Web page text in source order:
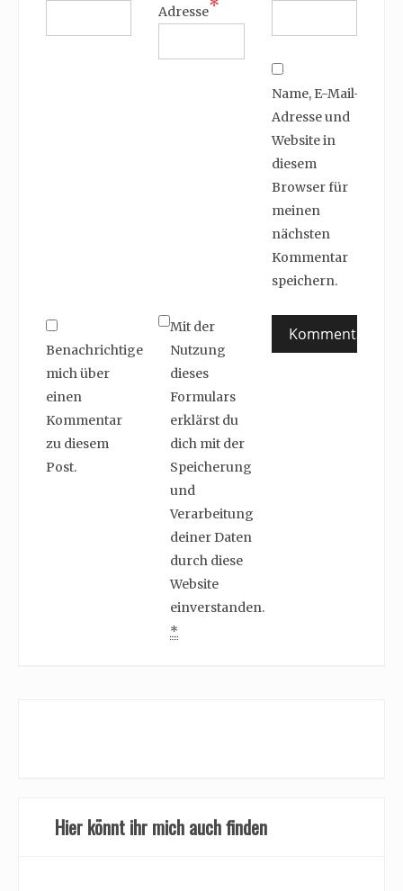
Adresse*
Name, E-Mail-
Adresse und
Website in
diesem
Browser für
meinen
nächsten
Kommentar
speichern.
Benachrichtige
mich über
einen
Kommentar
zu diesem
Post.
Mit der
Nutzung
dieses
Formulars
erklärst du
dich mit der
Speicherung
und
Verarbeitung
deiner Daten
durch diese
Website
einverstanden.
*
Hier könnt ihr mich auch finden